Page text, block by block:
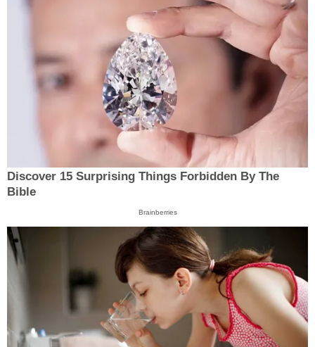
Discover 15 Surprising Things Forbidden By The
Bible
Brainberries